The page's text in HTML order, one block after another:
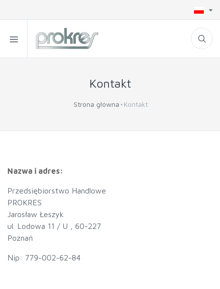
Kontakt
Strona główna Kontakt
Nazwa i adres:
Przedsiębiorstwo Handlowe
PROKRES
Jarosław Łeszyk
ul. Lodowa 11 / U , 60-227
Poznań
Nip: 779-002-62-84